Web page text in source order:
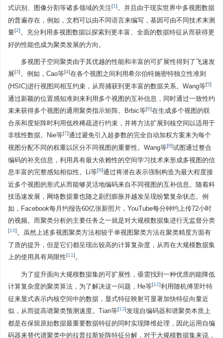
式识别、图像分割等诸多领域的关注[1]。并且由于现实世界中多视图数据
的普遍存在，例如，文档可以由不同语言来编写，基因可由不同技术来测
量[2]。充分利用多视图数据以探索到更丰富、全面的数据特征从而获得更
好的性能也成为聚类发展的方向。
多视图子空间聚类由于其优越的性能和丰富的可扩展性得到了飞速发
展[3]。例如，Cao等[4]在各个视图之间利用希尔伯特施密特独立性准则
(HSIC)进行视图间相互约束，从而捕获到更丰富的数据关系。Wang等[5]
通过新颖的位置感知准则来利用多个视图的互补信息，同时通过一致性约
束来获得多个视图的通用聚类指示矩阵。Brbic等[6]在生成多个视图的联
合亲和度矩阵时利用低秩稀疏进行约束，并将方法扩展到核空间以适用于
非线性数据。Nie等[7]通过避免引入超参数的完全自动加权方案来为每个
视图分配不同的权重以区分不同视图的重要性。Wang等[8]试图通过整合
编码的补充信息，利用具有最大依赖性的空间学习技术来形成多视图的信
息丰富的完整感知相似性。Li等[9]通过将潜在表示强制构造为最大程度接
近多个视图的形式从而能够灵活地编码来自不同视图的互补信息。随着科
技迅速发展，网络数据量也随之剧烈膨胀并越发呈现纷繁复杂状态。例
如，Facebook每月约报告60亿张新照片，YouTube每分钟约上传72小时
的视频。而聚类分析的主要任务之一就是对大规模数据集进行无监督分类
[10]。虽然上述多视图聚类方法相较于单视图聚类方法在聚类精度方面有
了质的提升，但是它们都呈现出较高的计算复杂度，从而在大规模数据集
上的使用具有局限性[11]。
为了提升面向大规模数据集的可扩展性，亟需找到一种优质的能降低
计算复杂度的聚类算法，为了解决这一问题，He等[12]利用随机傅里叶特
征来显式表示内核空间中的数据，显式特征映射可显著加快特征向量近
似，从而提高谱聚类预测速度。Tian等[13]发现自编码器和谱聚类本质上
都是在保留原始数据最重要数据特征的同时实现降维处理，因此运用自编
码器来替代谱聚类中的拉普拉斯矩阵特征分解，对于大规模数据集来说，